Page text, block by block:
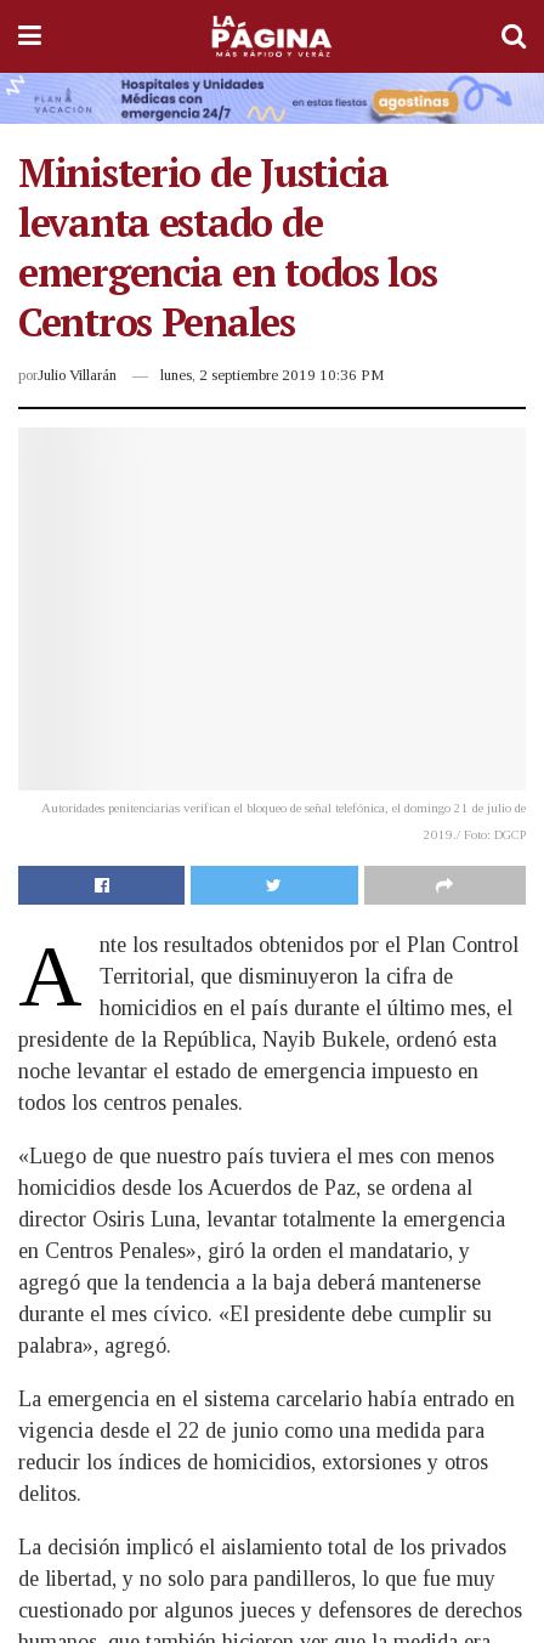
Ministerio de Justicia
levanta estado de
emergencia en todos los
Centros Penales
porJulio Villarán lunes, 2 septiembre 2019 10:36 PM
Autoridades penitenciarias verifican el bloqueo de señal telefónica, el domingo 21 de julio de
2019./ Foto: DGCP
A
nte los resultados obtenidos por el Plan Control
Territorial, que disminuyeron la cifra de
homicidios en el país durante el último mes, el
presidente de la República, Nayib Bukele, ordenó esta
noche levantar el estado de emergencia impuesto en
todos los centros penales.
«Luego de que nuestro país tuviera el mes con menos
homicidios desde los Acuerdos de Paz, se ordena al
director Osiris Luna, levantar totalmente la emergencia
en Centros Penales», giró la orden el mandatario, y
agregó que la tendencia a la baja deberá mantenerse
durante el mes cívico. «El presidente debe cumplir su
palabra», agregó.
La emergencia en el sistema carcelario había entrado en
vigencia desde el 22 de junio como una medida para
reducir los índices de homicidios, extorsiones y otros
delitos.
La decisión implicó el aislamiento total de los privados
de libertad, y no solo para pandilleros, lo que fue muy
cuestionado por algunos jueces y defensores de derechos